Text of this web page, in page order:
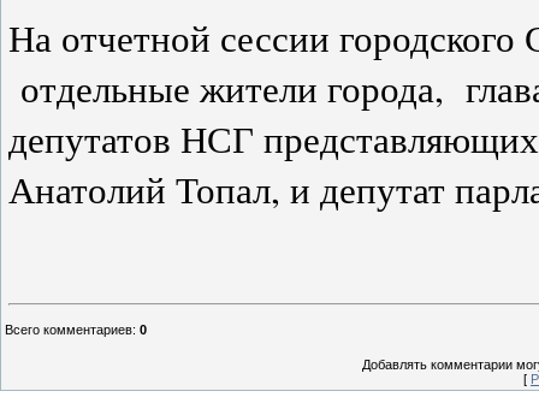
На отчетной сессии
отдельные жители города,
депутатов НСГ
Анатолий Топал, и депутат
Всего комментариев: 0
Добавлять комментарии
[